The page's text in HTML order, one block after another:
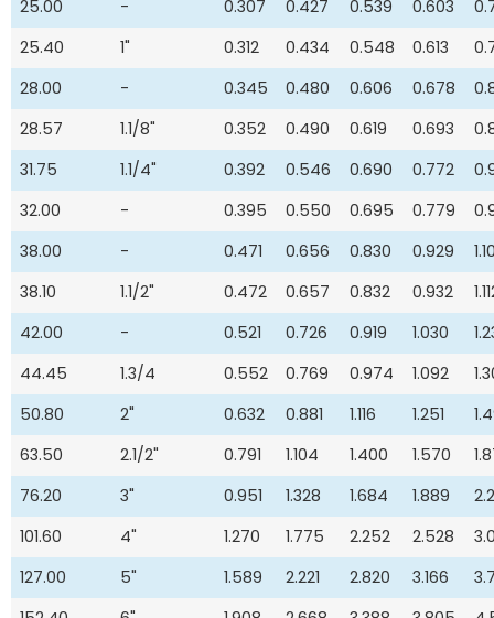
25.00
- 0.307 0.427 0.539 0.603
25.40
1" 0.312 0.434 0.548 0.613
28.00
- 0.345 0.480 0.606 0.678
28.57
1.1/8" 0.352 0.490 0.619 0.693
31.75
1.1/4" 0.392 0.546 0.690 0.772
32.00
- 0.395 0.550 0.695 0.779
38.00
- 0.471 0.656 0.830 0.929
38.10
1.1/2" 0.472 0.657 0.832 0.932
42.00
- 0.521 0.726 0.919 1.030
44.45
1.3/4 0.552 0.769 0.974 1.092
50.80
2" 0.632 0.881 1.116 1.251
63.50
2.1/2" 0.791 1.104 1.400 1.570
76.20
3" 0.951 1.328 1.684 1.889
101.60
4" 1.270 1.775 2.252 2.528
127.00
5" 1.589 2.221 2.820 3.166